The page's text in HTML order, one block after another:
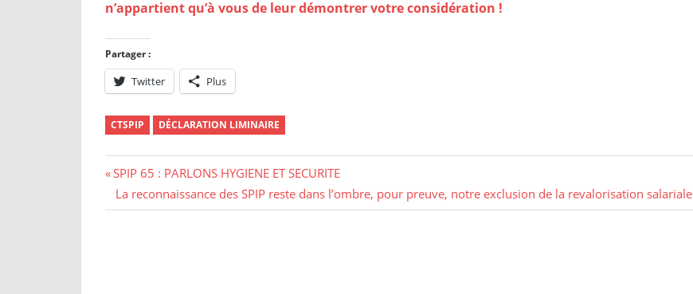
n’appartient qu’à vous de leur démontrer votre considération !
Partager :
Twitter Plus
CTSPIP DÉCLARATION LIMINAIRE
Navigation
de
Previous
Post:
SPIP 65 : PARLONS HYGIENE ET SECURITE
Next
Post:
La reconnaissance des SPIP reste dans l’ombre, pour preuve, notre exclusion de la revalorisation salariale